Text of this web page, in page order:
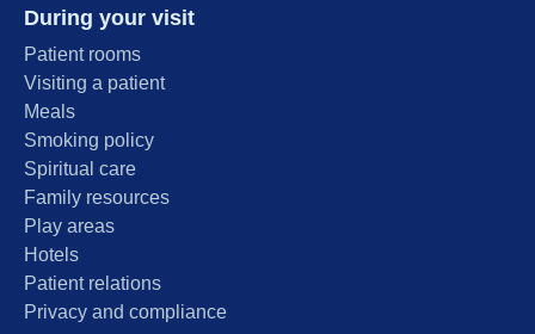
During your visit
Patient rooms
Visiting a patient
Meals
Smoking policy
Spiritual care
Family resources
Play areas
Hotels
Patient relations
Privacy and compliance